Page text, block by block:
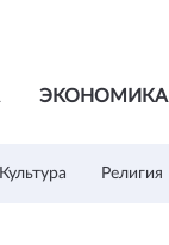
ЭКОНОМИКА
Культура Религия